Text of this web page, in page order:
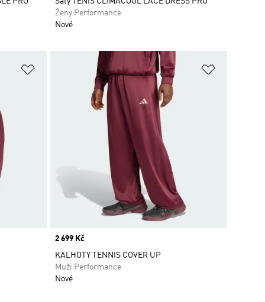
Ženy Performance
Nové
Přidat do seznamu přání
Price
2 699 Kč
KALHOTY TENNIS COVER UP
Muži Performance
Nové